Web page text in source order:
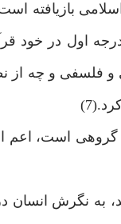
بازيافته
اول در خود
فلسفى و چه از
به نگرش